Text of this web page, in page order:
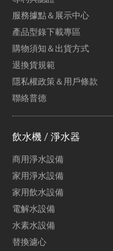
服務據點＆展示中心
產品型錄下載專區
購物須知＆出貨方式
退換貨規範
隱私權政策＆用戶條款
聯絡普德
飲水機 / 淨水器
商用淨水設備
家用淨水設備
家用飲水設備
電解水設備
水素水設備
替換濾心